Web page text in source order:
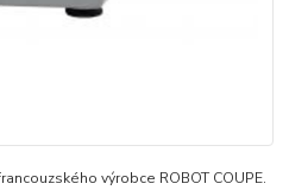
výrobce ROBOT COUPE.